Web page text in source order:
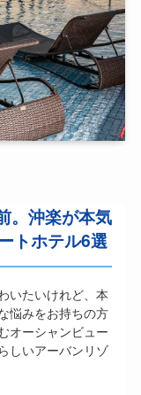
。沖楽が本気
トホテル6選
いたいけれど、本
悩みをお持ちの方
オーシャンビュー
しいアーバンリゾ